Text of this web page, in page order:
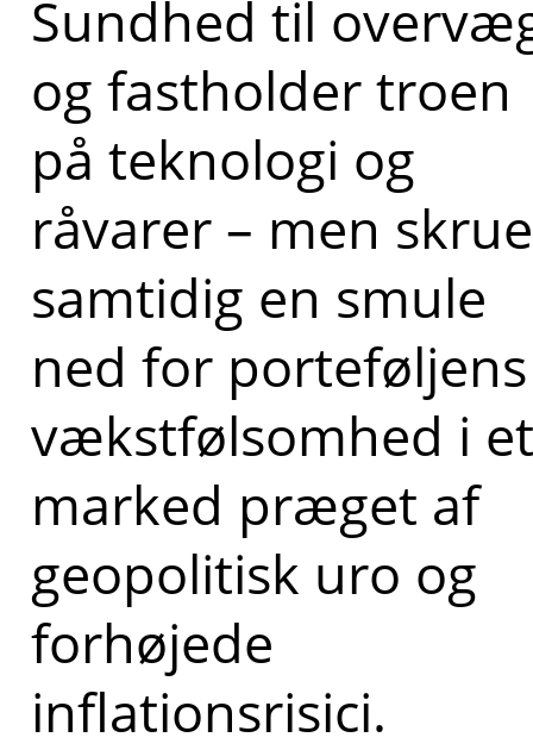
Sundhed til
og fastholder troen
på teknologi og
råvarer – men
samtidig en smule
ned for porteføljens
vækstfølsomhed i et
marked præget af
geopolitisk uro og
forhøjede
inflationsrisici.